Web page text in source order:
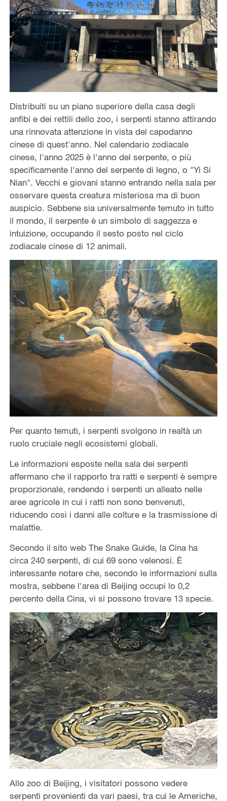
Distribuiti su un piano superiore della casa degli
anfibi e dei rettili dello zoo, i serpenti stanno attirando
una rinnovata attenzione in vista del capodanno
cinese di quest'anno. Nel calendario zodiacale
cinese, l'anno 2025 è l'anno del serpente, o più
specificamente l'anno del serpente di legno, o "Yi Si
Nian". Vecchi e giovani stanno entrando nella sala per
osservare questa creatura misteriosa ma di buon
auspicio. Sebbene sia universalmente temuto in tutto
il mondo, il serpente è un simbolo di saggezza e
intuizione, occupando il sesto posto nel ciclo
zodiacale cinese di 12 animali.
Per quanto temuti, i serpenti svolgono in realtà un
ruolo cruciale negli ecosistemi globali.
Le informazioni esposte nella sala dei serpenti
affermano che il rapporto tra ratti e serpenti è sempre
proporzionale, rendendo i serpenti un alleato nelle
aree agricole in cui i ratti non sono benvenuti,
riducendo così i danni alle colture e la trasmissione di
malattie.
Secondo il sito web The Snake Guide, la Cina ha
circa 240 serpenti, di cui 69 sono velenosi. È
interessante notare che, secondo le informazioni sulla
mostra, sebbene l'area di Beijing occupi lo 0,2
percento della Cina, vi si possono trovare 13 specie.
Allo zoo di Beijing, i visitatori possono vedere
serpenti provenienti da vari paesi, tra cui le Americhe,